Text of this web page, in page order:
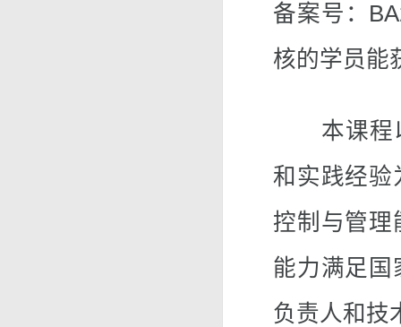
备案号：
核的学员能
本课程以
和实践经验
控制与管理
能力满足国
负责人和技